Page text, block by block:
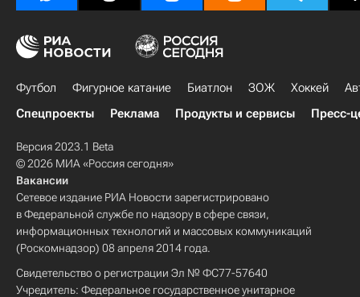
Футбол Фигурное катание Биатлон ЗОЖ Хоккей
Спецпроекты
Реклама Продукты и сервисы Пресс-
Версия 2023.1 Beta
© 2026 МИА «Россия сегодня»
Вакансии
Сетевое издание РИА Новости зарегистрировано
в Федеральной службе по надзору в сфере связи,
информационных технологий и массовых коммуникаций
(Роскомнадзор) 08 апреля 2014 года.
Свидетельство о регистрации Эл № ФС77-57640
Учредитель: Федеральное государственное унитарное